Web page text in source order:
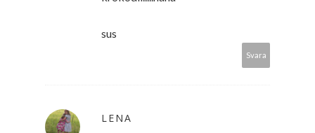
sus
Svara
LENA